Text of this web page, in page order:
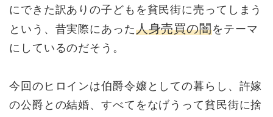
にできた訳ありの子どもを貧民街に売ってしまう
という、昔実際にあった人身売買の闇をテーマ
にしているのだそう。
今回のヒロインは伯爵令嬢としての暮らし、許嫁
の公爵との結婚、すべてをなげうって貧民街に捨